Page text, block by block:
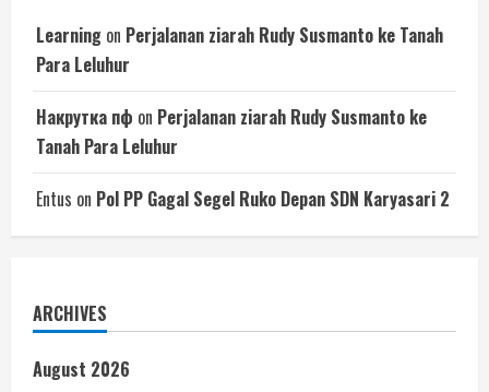
Learning on Perjalanan ziarah Rudy Susmanto ke Tanah
Para Leluhur
Накрутка пф on Perjalanan ziarah Rudy Susmanto ke
Tanah Para Leluhur
Entus on Pol PP Gagal Segel Ruko Depan SDN Karyasari 2
ARCHIVES
August 2026